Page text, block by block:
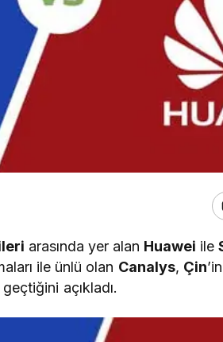
arasında yer alan Huawei ile
ile ünlü olan Canalys, Çin’in
geçtiğini açıkladı.